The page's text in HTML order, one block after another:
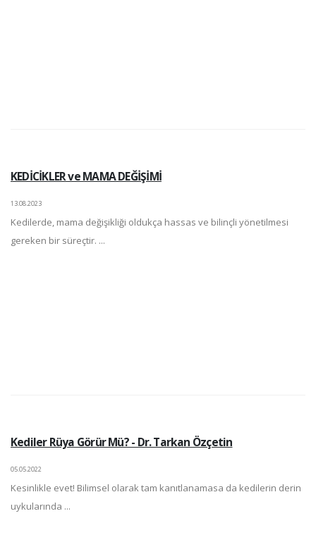
KEDİCİKLER ve MAMA DEĞİŞİMİ
13.08.2023
Kedilerde, mama değişikliği oldukça hassas ve bilinçli yönetilmesi
gereken bir süreçtir. ...
Kediler Rüya Görür Mü? - Dr. Tarkan Özçetin
05.05.2022
Kesinlikle evet! Bilimsel olarak tam kanıtlanamasa da kedilerin derin
uykularında ...